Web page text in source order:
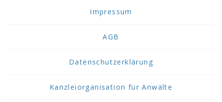
Impressum
AGB
Datenschutzerklärung
Kanzleiorganisation für Anwälte